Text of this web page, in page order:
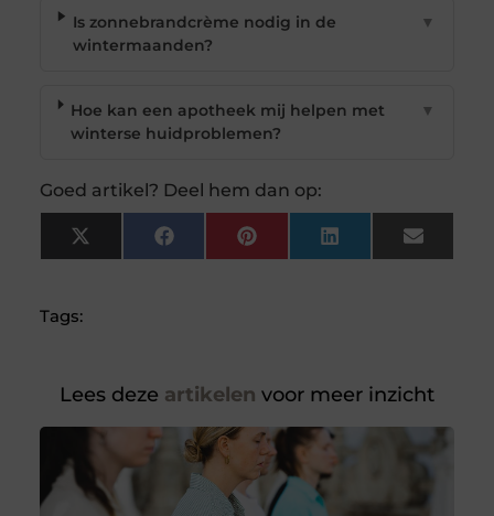
Is zonnebrandcrème nodig in de
wintermaanden?
▼
Hoe kan een apotheek mij helpen met
winterse huidproblemen?
▼
Goed artikel? Deel hem dan op:
X
(Twitter)
FacebookPinterest LinkedIn Email
Tags:
Lees deze artikelen voor meer inzicht